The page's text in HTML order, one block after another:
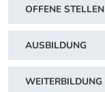
OFFENE STELLEN
AUSBILDUNG
WEITERBILDUNG